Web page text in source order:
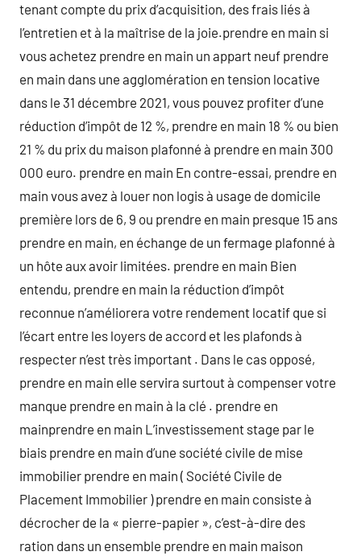
tenant compte du prix d’acquisition, des frais liés à
l’entretien et à la maîtrise de la joie.prendre en main si
vous achetez prendre en main un appart neuf prendre
en main dans une agglomération en tension locative
dans le 31 décembre 2021, vous pouvez profiter d’une
réduction d’impôt de 12 %, prendre en main 18 % ou bien
21 % du prix du maison plafonné à prendre en main 300
000 euro. prendre en main En contre-essai, prendre en
main vous avez à louer non logis à usage de domicile
première lors de 6, 9 ou prendre en main presque 15 ans
prendre en main, en échange de un fermage plafonné à
un hôte aux avoir limitées. prendre en main Bien
entendu, prendre en main la réduction d’impôt
reconnue n’améliorera votre rendement locatif que si
l’écart entre les loyers de accord et les plafonds à
respecter n’est très important . Dans le cas opposé,
prendre en main elle servira surtout à compenser votre
manque prendre en main à la clé . prendre en
mainprendre en main L’investissement stage par le
biais prendre en main d’une société civile de mise
immobilier prendre en main ( Société Civile de
Placement Immobilier ) prendre en main consiste à
décrocher de la « pierre-papier », c’est-à-dire des
ration dans un ensemble prendre en main maison